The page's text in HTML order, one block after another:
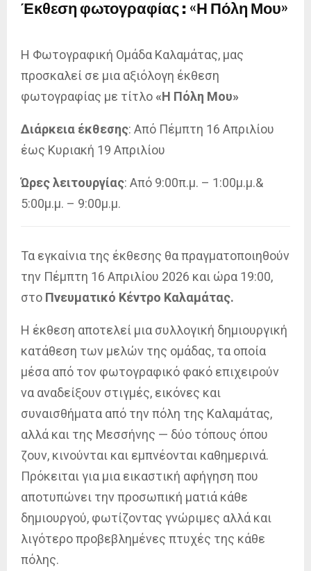
Έκθεση φωτογραφίας : «Η Πόλη Μου»
Η Φωτογραφική Ομάδα Καλαμάτας, μας
προσκαλεί σε μια αξιόλογη έκθεση
φωτογραφίας με τίτλο«Η Πόλη Μου»
Διάρκεια έκθεσης: Από Πέμπτη 16 Απριλίου
έως Κυριακή 19 Απριλίου
Ώρες λειτουργίας: Από 9:00π.μ. – 1:00μ.μ.&
5:00μ.μ. – 9:00μ.μ.
Τα εγκαίνια της έκθεσης θα πραγματοποιηθούν
την Πέμπτη 16 Απριλίου 2026 και ώρα 19:00,
στο Πνευματικό Κέντρο Καλαμάτας.
Η έκθεση αποτελεί μια συλλογική δημιουργική
κατάθεση των μελών της ομάδας, τα οποία
μέσα από τον φωτογραφικό φακό επιχειρούν
να αναδείξουν στιγμές, εικόνες και
συναισθήματα από την πόλη της Καλαμάτας,
αλλά και της Μεσσήνης — δύο τόπους όπου
ζουν, κινούνται και εμπνέονται καθημερινά.
Πρόκειται για μια εικαστική αφήγηση που
αποτυπώνει την προσωπική ματιά κάθε
δημιουργού, φωτίζοντας γνώριμες αλλά και
λιγότερο προβεβλημένες πτυχές της κάθε
πόλης.